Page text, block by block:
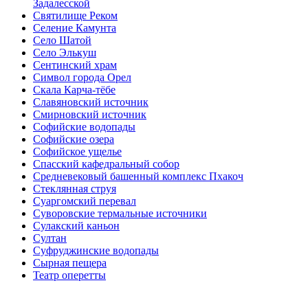
Задалесской
Святилище Реком
Селение Камунта
Село Шатой
Село Элькуш
Сентинский храм
Символ города Орел
Скала Карча-тёбе
Славяновский источник
Смирновский источник
Софийские водопады
Софийские озера
Софийское ущелье
Спасский кафедральный собор
Средневековый башенный комплекс Пхакоч
Стеклянная струя
Суаргомский перевал
Суворовские термальные источники
Сулакский каньон
Султан
Суфруджинские водопады
Сырная пещера
Театр оперетты